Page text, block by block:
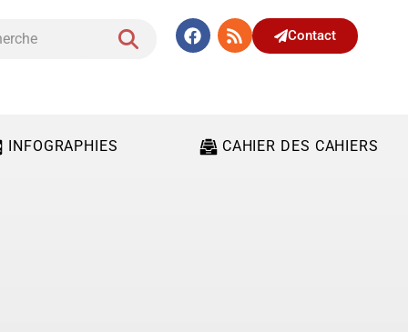
Contact
INFOGRAPHIES CAHIER DES CAHIERS